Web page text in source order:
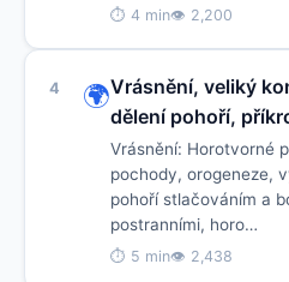
⏱ 4 min👁 2,200
4 🌍Vrásnění, veliký
dělení pohoří,
Vrásnění: Horotvorné
pochody, orogeneze,
pohoří stlačováním a
postranními, horo…
⏱ 5 min👁 2,438